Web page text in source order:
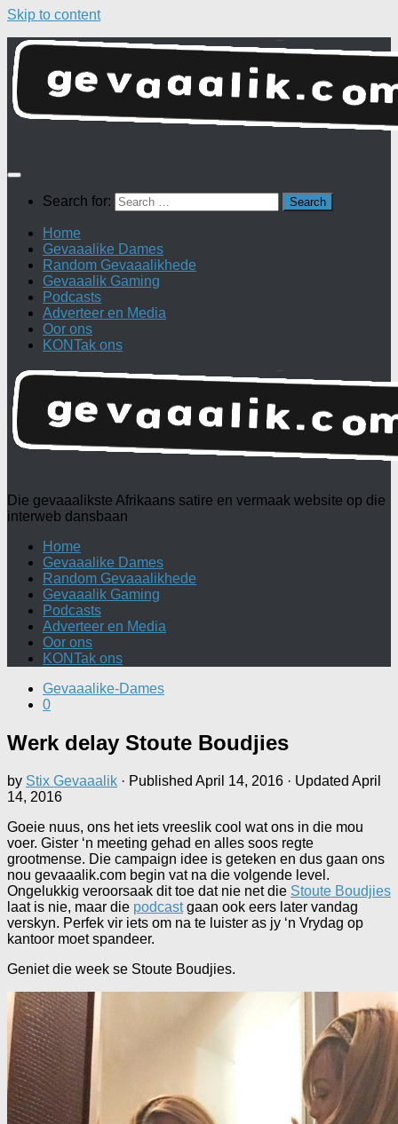
Skip to content
Search for:
Home
Gevaaalike Dames
Random Gevaaalikhede
Gevaaalik Gaming
Podcasts
Adverteer en Media
Oor ons
KONTak ons
Die gevaaalikste Afrikaans satire en vermaak website op die
interweb dansbaan
Home
Gevaaalike Dames
Random Gevaaalikhede
Gevaaalik Gaming
Podcasts
Adverteer en Media
Oor ons
KONTak ons
Gevaaalike-Dames
0
Werk delay Stoute Boudjies
by Stix Gevaaalik · Published April 14, 2016 · Updated April
14, 2016
Goeie nuus, ons het iets vreeslik cool wat ons in die mou
voer. Gister ‘n meeting gehad en alles soos regte
grootmense. Die campaign idee is geteken en dus gaan ons
nou gevaaalik.com begin vat na die volgende level.
Ongelukkig veroorsaak dit toe dat nie net die Stoute Boudjies
laat is nie, maar die podcastgaan ook eers later vandag
verskyn. Perfek vir iets om na te luister as jy ‘n Vrydag op
kantoor moet spandeer.
Geniet die week se Stoute Boudjies.